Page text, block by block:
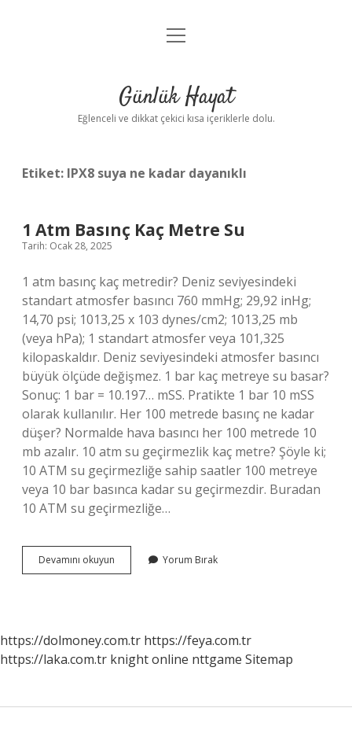
Anasayfa
Yasal Uyarı
menüyü
Günlük Hayat
Eğlenceli ve dikkat çekici kısa içeriklerle dolu.
Etiket: IPX8 suya ne kadar dayanıklı
1 Atm Basınç Kaç Metre Su
Tarih: Ocak 28, 2025
1 atm basınç kaç metredir? Deniz seviyesindeki
standart atmosfer basıncı 760 mmHg; 29,92 inHg;
14,70 psi; 1013,25 x 103 dynes/cm2; 1013,25 mb
(veya hPa); 1 standart atmosfer veya 101,325
kilopaskaldır. Deniz seviyesindeki atmosfer basıncı
büyük ölçüde değişmez. 1 bar kaç metreye su basar?
Sonuç: 1 bar = 10.197… mSS. Pratikte 1 bar 10 mSS
olarak kullanılır. Her 100 metrede basınç ne kadar
düşer? Normalde hava basıncı her 100 metrede 10
mb azalır. 10 atm su geçirmezlik kaç metre? Şöyle ki;
10 ATM su geçirmezliğe sahip saatler 100 metreye
veya 10 bar basınca kadar su geçirmezdir. Buradan
10 ATM su geçirmezliğe…
Devamını okuyun
Atm
Yorum Bırak
https://dolmoney.com.tr https://feya.com.tr
https://laka.com.tr knight online nttgame Sitemap